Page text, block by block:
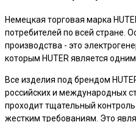
Немецкая торговая марка
потребителей по всей стране.
производства - это
которым HUTER является
Все изделия под брендом
российских и международных
проходит тщательный
жестким требованиям. Это